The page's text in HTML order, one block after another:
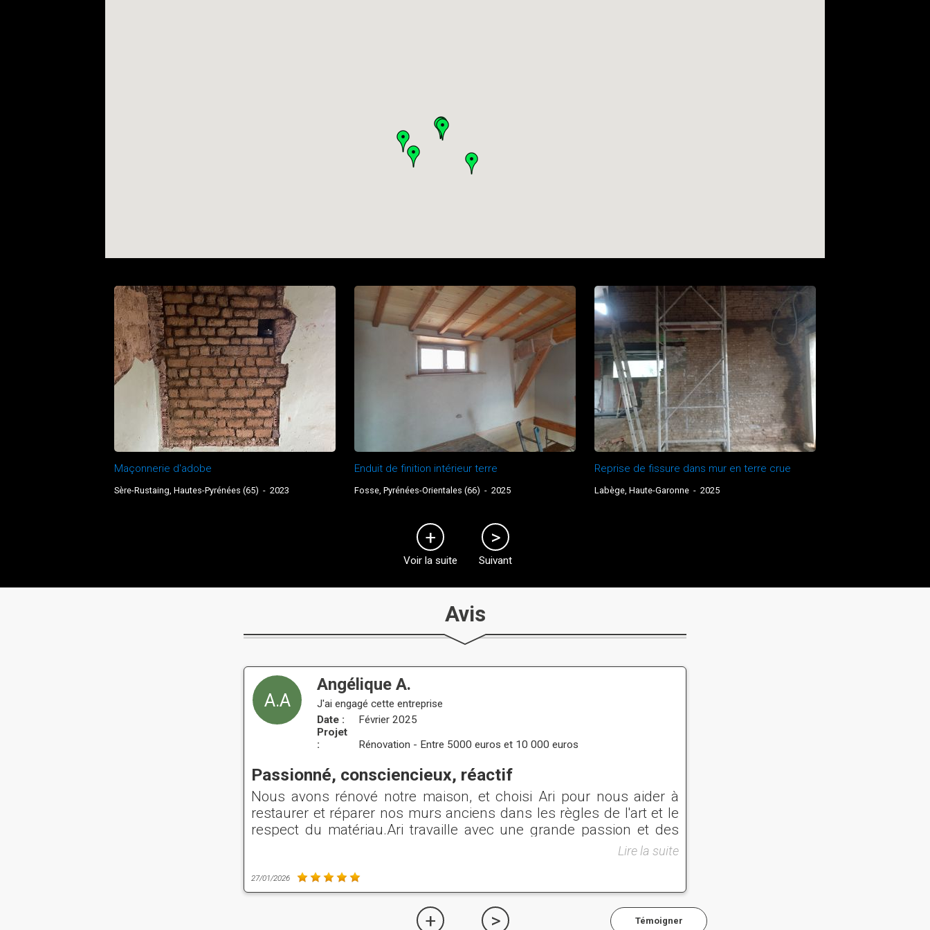
Maçonnerie d'adobe
Sère-Rustaing, Hautes-Pyrénées (65) -2023
Enduit de finition intérieur terre
Fosse, Pyrénées-Orientales (66) - 2025
Reprise de fissure dans mur en terre crue
Labège, Haute-Garonne- 2025
Voir la suite Suivant
Avis
Témoigner
A.A
Angélique A.
J'ai engagé cette entreprise
Date :
Février 2025
Projet
:
Rénovation - Entre 5000 euros et 10 000 euros
Passionné, consciencieux, réactif
Nous avons rénové notre maison, et choisi Ari pour nous aider à
restaurer et réparer nos murs anciens dans les règles de l'art et le
respect du matériau.Ari travaille avec une grande passion et des
savoirs indéniables sur les caractéristiques des bâtiments
implication, cela nous a évité des erreurs de chantier et dans nos
choix, son travail et même ses conseils nous ont permis de
sublimer les murs de notre maison ancienne en adobe de terre
Lire la suite
27/01/2026